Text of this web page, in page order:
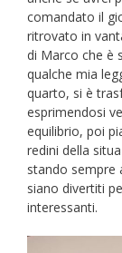
comandato il
ritrovato in
di Marco che è
qualche mia
quarto, si è
esprimendosi
equilibrio, poi
redini della
stando sempre
siano divertiti
interessanti.